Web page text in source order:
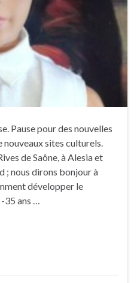
Pause pour des nouvelles
sites culturels.
de Saône, à Alesia et
; nous dirons bonjour à
développer le
ans …